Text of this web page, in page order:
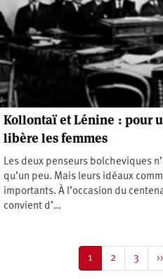
Kollontaï et Lénine : pour
libère les femmes
Les deux penseurs bolcheviques
qu’un peu. Mais leurs idéaux
importants. À l’occasion du
convient d’…
Page
courante
1 Page
2 Page
3 ››